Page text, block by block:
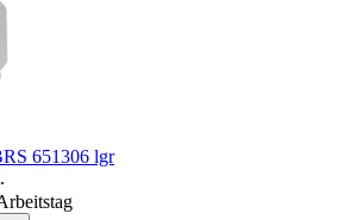
651306 lgr